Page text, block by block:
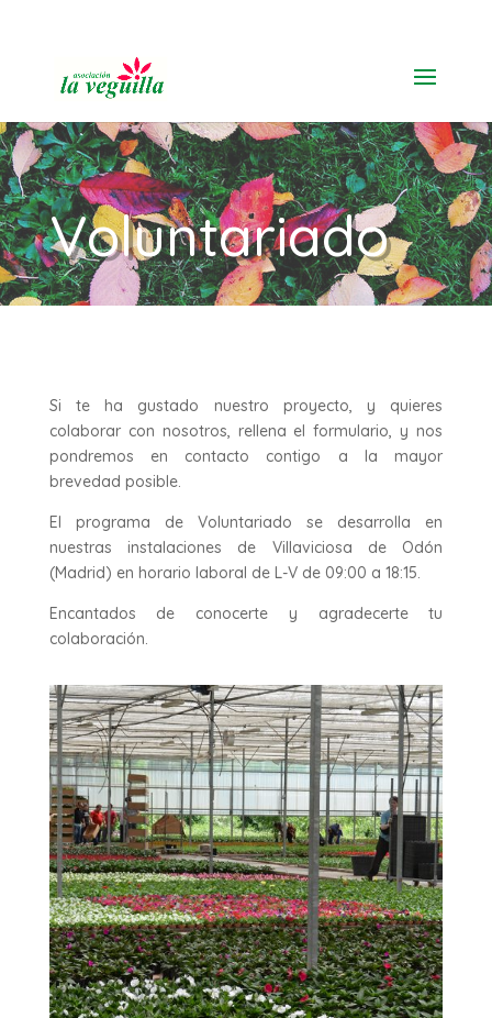
Voluntariado
Si te ha gustado nuestro proyecto, y quieres
colaborar con nosotros, rellena el formulario, y nos
pondremos en contacto contigo a la mayor
brevedad posible.
El programa de Voluntariado se desarrolla en
nuestras instalaciones de Villaviciosa de Odón
(Madrid) en horario laboral de L-V de 09:00 a 18:15.
Encantados de conocerte y agradecerte tu
colaboración.